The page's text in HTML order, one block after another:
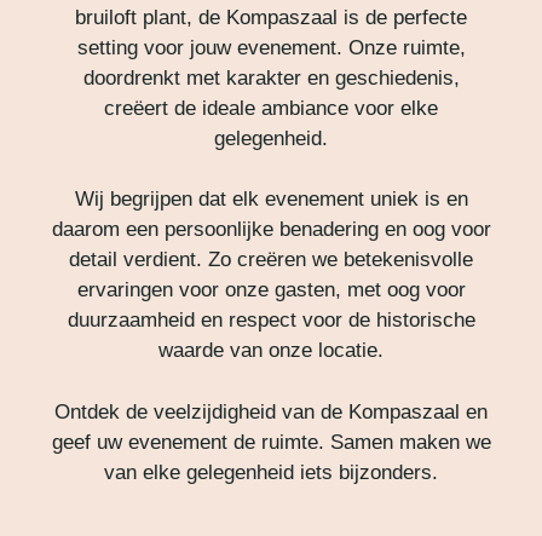
bruiloft plant, de Kompaszaal is de perfecte
setting voor jouw evenement. Onze ruimte,
doordrenkt met karakter en geschiedenis,
creëert de ideale ambiance voor elke
gelegenheid.
Wij begrijpen dat elk evenement uniek is en
daarom een persoonlijke benadering en oog voor
detail verdient. Zo creëren we betekenisvolle
ervaringen voor onze gasten, met oog voor
duurzaamheid en respect voor de historische
waarde van onze locatie.
Ontdek de veelzijdigheid van de Kompaszaal en
geef uw evenement de ruimte. Samen maken we
van elke gelegenheid iets bijzonders.